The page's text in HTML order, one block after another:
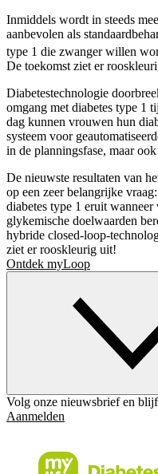
Inmiddels wordt in steeds
aanbevolen als
type 1 die zwanger willen
De toekomst ziet er
Diabetestechnologie
omgang met diabetes type 1
dag kunnen vrouwen hun
systeem voor
in de planningsfase, maar
De nieuwste resultaten van
op een zeer belangrijke
diabetes type 1 eruit
glykemische doelwaarden
hybride closed-loop-
ziet er rooskleurig uit!
Ontdek myLoop
Volg onze nieuwsbrief en
Aanmelden